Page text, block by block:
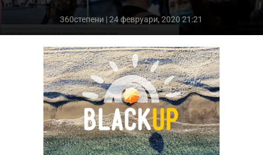
360степени | 24 февруари, 2020 21:21